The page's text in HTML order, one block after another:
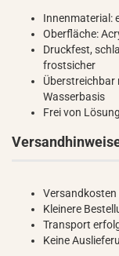
Innenmaterial:
Oberfläche:
Druckfest,
frostsicher
Überstreichbar
Wasserbasis
Frei von
Kleinere
Transport
Keine